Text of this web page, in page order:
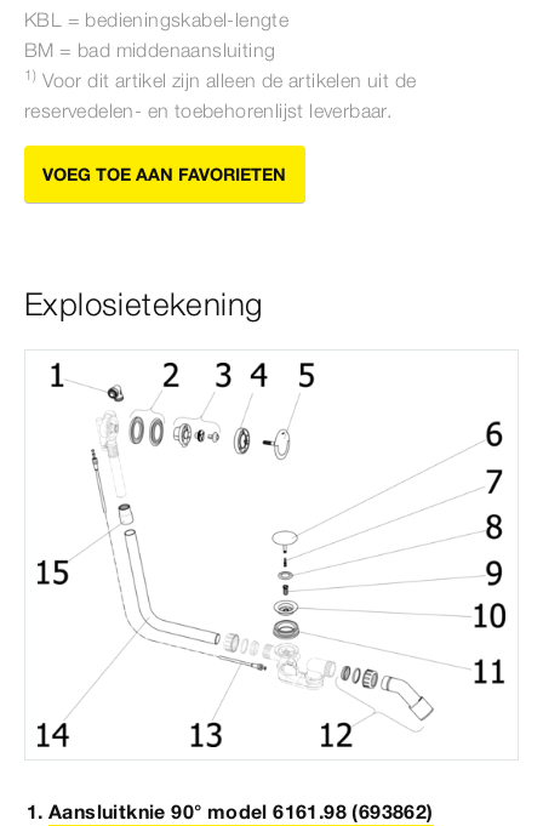
KBL = bedieningskabel-​lengte
BM = bad middenaansluiting
1) Voor dit artikel zijn alleen de artikelen uit de
reservedelen- en toebehorenlijst leverbaar.
VOEG TOE AAN FAVORIETEN
Explosietekening
Aansluitknie 90° model 6161.98 (693862)